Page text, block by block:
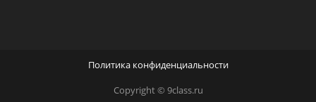
Политика конфиденциальности
Copyright © 9class.ru